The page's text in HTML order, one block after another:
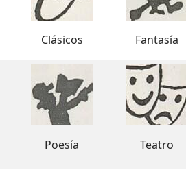
Clásicos Fantasía
Poesía Teatro